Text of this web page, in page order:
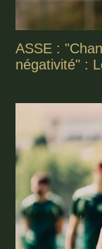
ASSE :
négativité" :